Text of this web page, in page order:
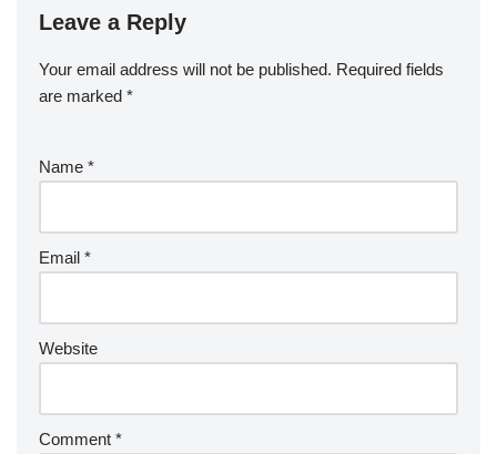
Leave a Reply
Your email address will not be published. Required fields
are marked *
Name *
Email *
Website
Comment *